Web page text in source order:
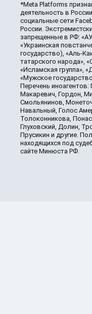
*Meta Platforms
деятельность в
социальные сети
России.
запрещенные в РФ:
«Украинская
государство), «Аль-
татарского народа»,
«Исламская группа»,
«Мужское
Перечень
Макаревич, Гордон,
Смольянинов,
Навальный, Голос
Толоконникова,
Глуховский, Долин,
Прусикин и другие.
находящихся под
сайте Минюста РФ.